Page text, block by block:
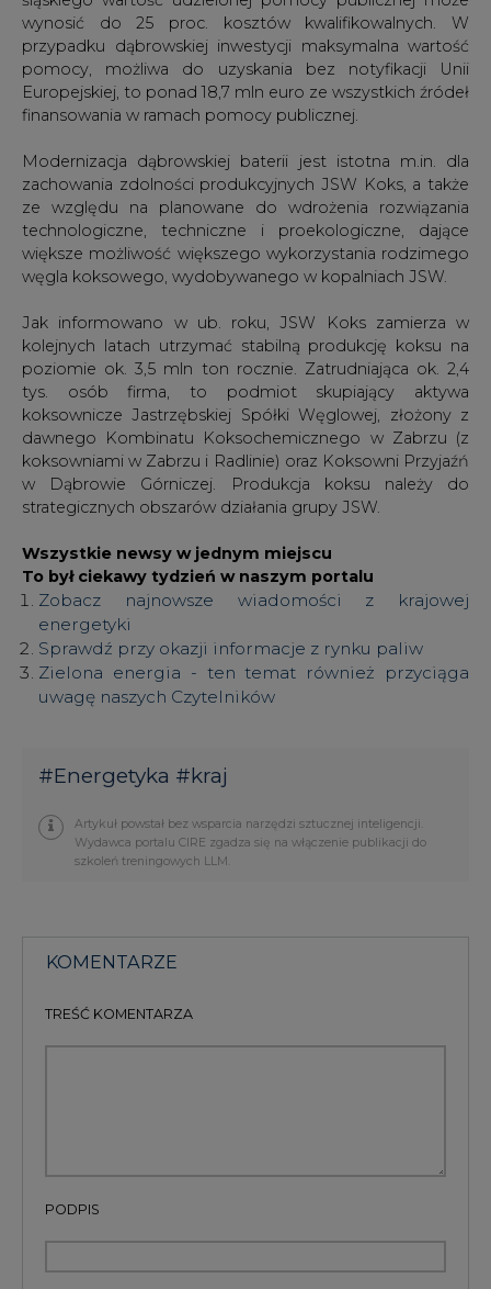
wynosić do 25 proc. kosztów kwalifikowalnych. W
przypadku dąbrowskiej inwestycji maksymalna wartość
pomocy, możliwa do uzyskania bez notyfikacji Unii
Europejskiej, to ponad 18,7 mln euro ze wszystkich źródeł
finansowania w ramach pomocy publicznej.
Modernizacja dąbrowskiej baterii jest istotna m.in. dla
zachowania zdolności produkcyjnych JSW Koks, a także
ze względu na planowane do wdrożenia rozwiązania
technologiczne, techniczne i proekologiczne, dające
większe możliwość większego wykorzystania rodzimego
węgla koksowego, wydobywanego w kopalniach JSW.
Jak informowano w ub. roku, JSW Koks zamierza w
kolejnych latach utrzymać stabilną produkcję koksu na
poziomie ok. 3,5 mln ton rocznie. Zatrudniająca ok. 2,4
tys. osób firma, to podmiot skupiający aktywa
koksownicze Jastrzębskiej Spółki Węglowej, złożony z
dawnego Kombinatu Koksochemicznego w Zabrzu (z
koksowniami w Zabrzu i Radlinie) oraz Koksowni Przyjaźń
w Dąbrowie Górniczej. Produkcja koksu należy do
strategicznych obszarów działania grupy JSW.
Wszystkie newsy w jednym miejscu
To był ciekawy tydzień w naszym portalu
Zobacz najnowsze wiadomości z krajowej
energetyki
Sprawdź przy okazji informacje z rynku paliw
Zielona energia - ten temat również przyciąga
uwagę naszych Czytelników
#Energetyka #kraj
Artykuł powstał bez wsparcia narzędzi sztucznej inteligencji.
Wydawca portalu CIRE zgadza się na włączenie publikacji do
szkoleń treningowych LLM.
KOMENTARZE
TREŚĆ KOMENTARZA
PODPIS